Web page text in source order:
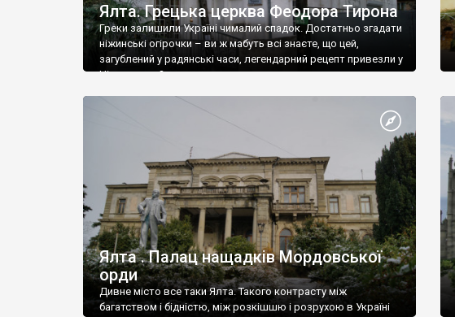
Ялта. Грецька церква Феодора Тирона
Греки залишили Україні чималий спадок. Достатньо згадати
ніжинські огірочки – ви ж мабуть всі знаєте, що цей,
загублений у радянські часи, легендарний рецепт привезли у
Ніжин греки?
Ялта . Палац нащадків Мордовської
орди
Дивне місто все таки Ялта. Такого контрасту між
багатством і бідністю, між розкішшю і розрухою в Україні